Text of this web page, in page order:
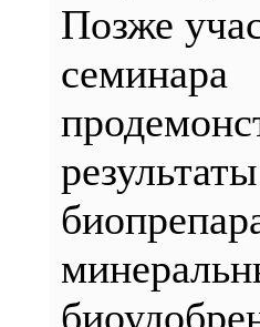
Позже
семинара